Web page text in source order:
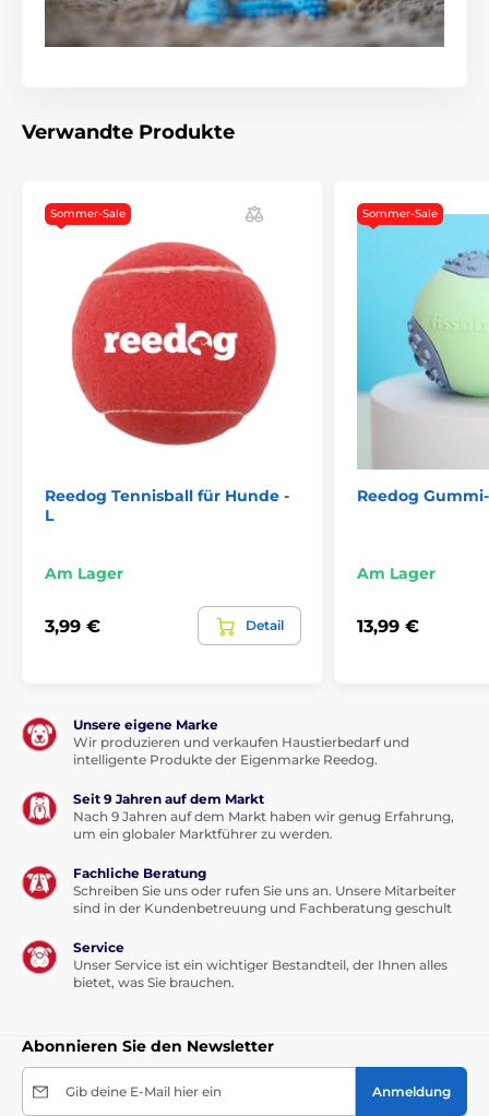
Verwandte Produkte
Sommer-Sale
Reedog Tennisball für Hunde -
L
Am Lager
3,99 € Detail
Sommer-Sale
Reedog
Am Lager
13,99 €
Unsere eigene Marke
Wir produzieren und verkaufen Haustierbedarf und
intelligente Produkte der Eigenmarke Reedog.
Seit 9 Jahren auf dem Markt
Nach 9 Jahren auf dem Markt haben wir genug Erfahrung,
um ein globaler Marktführer zu werden.
Fachliche Beratung
Schreiben Sie uns oder rufen Sie uns an. Unsere Mitarbeiter
sind in der Kundenbetreuung und Fachberatung geschult
Service
Unser Service ist ein wichtiger Bestandteil, der Ihnen alles
bietet, was Sie brauchen.
Abonnieren Sie den Newsletter
Gib deine E-Mail hier ein Anmeldung